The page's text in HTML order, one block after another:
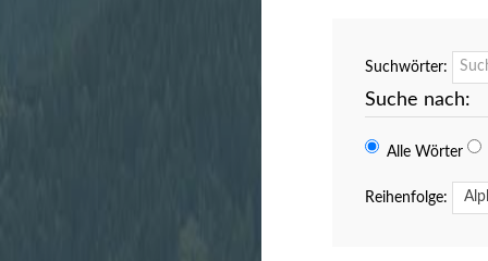
Suchwörter:
Suche nach:
Alle Wörter
Reihenfolge: